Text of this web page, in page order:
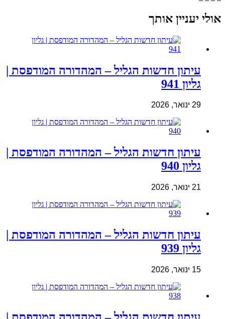
אולי יעניין אותך
עיתון חדשות הגליל – המהדורה המודפסת |
גליון 941
29 ינואר, 2026
עיתון חדשות הגליל – המהדורה המודפסת |
גליון 940
21 ינואר, 2026
עיתון חדשות הגליל – המהדורה המודפסת |
גליון 939
15 ינואר, 2026